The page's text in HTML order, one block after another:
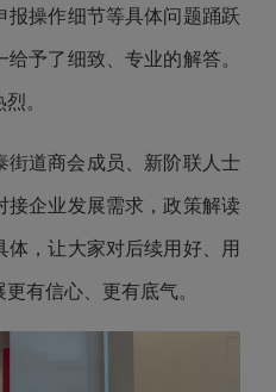
报操作细节等具体问题踊跃
予了细致、专业的解答。
。
街道商会成员、新阶联人士
接企业发展需求，政策解读
，让大家对后续用好、用
有信心、更有底气。